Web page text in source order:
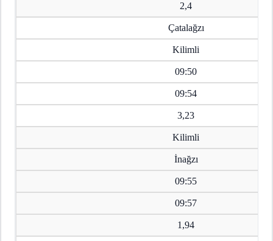
2,4
Çatalağzı
Kilimli
09:50
09:54
3,23
Kilimli
İnağzı
09:55
09:57
1,94